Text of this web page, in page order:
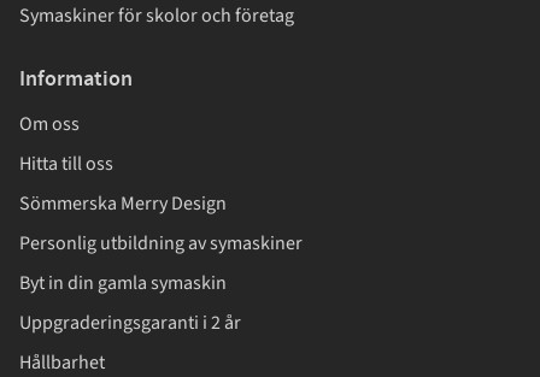
Symaskiner för skolor och företag
Information
Om oss
Hitta till oss
Sömmerska Merry Design
Personlig utbildning av symaskiner
Byt in din gamla symaskin
Uppgraderingsgaranti i 2 år
Hållbarhet